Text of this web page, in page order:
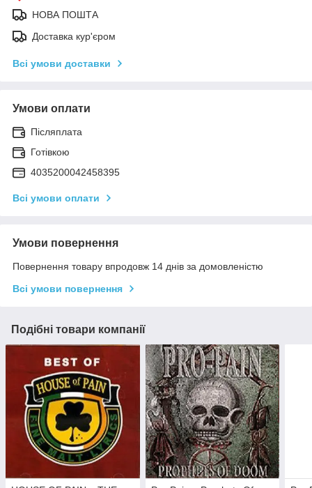
НОВА ПОШТА
Доставка кур'єром
Всі умови доставки
Умови оплати
Післяплата
Готівкою
4035200042458395
Всі умови оплати
Умови повернення
Повернення товару впродовж 14 днів за домовленістю
Всі умови повернення
Подібні товари компанії